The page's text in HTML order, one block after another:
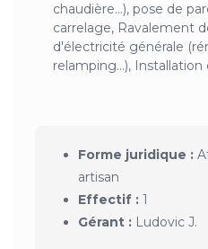
chaudière…), pose de
carrelage, Ravalement
d'électricité générale
relamping…), Installation
Forme juridique :
artisan
Effectif : 1
Gérant : Ludovic J.